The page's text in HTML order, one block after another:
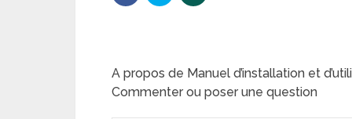
A propos de Manuel d’installation et
Commenter ou poser une question